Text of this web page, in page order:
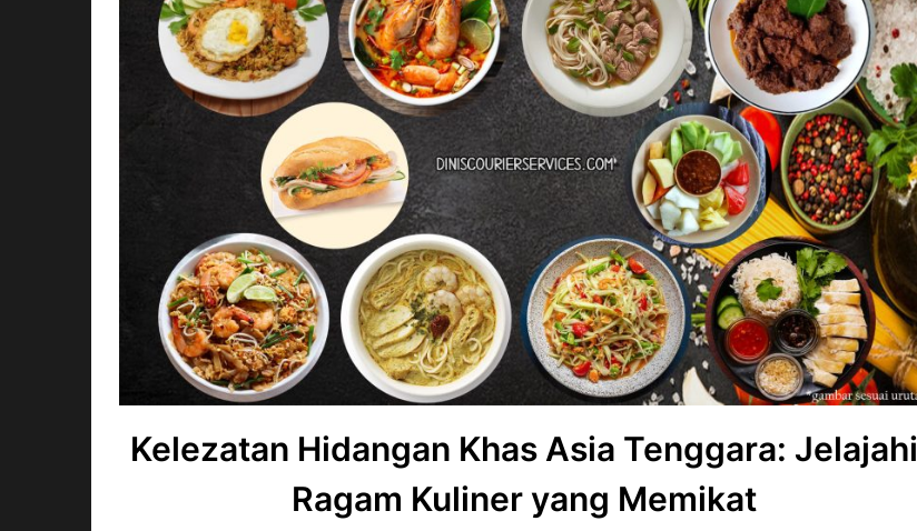
Kelezatan Hidangan Khas Asia Tenggara: Jelajahi
Ragam Kuliner yang Memikat